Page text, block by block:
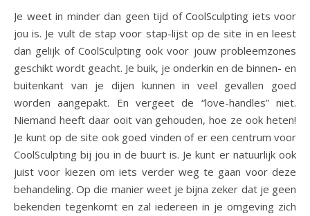
Je weet in minder dan geen tijd of CoolSculpting iets voor
jou is. Je vult de stap voor stap-lijst op de site in en leest
dan gelijk of CoolSculpting ook voor jouw probleemzones
geschikt wordt geacht. Je buik, je onderkin en de binnen- en
buitenkant van je dijen kunnen in veel gevallen goed
worden aangepakt. En vergeet de “love-handles” niet.
Niemand heeft daar ooit van gehouden, hoe ze ook heten!
Je kunt op de site ook goed vinden of er een centrum voor
CoolSculpting bij jou in de buurt is. Je kunt er natuurlijk ook
juist voor kiezen om iets verder weg te gaan voor deze
behandeling. Op die manier weet je bijna zeker dat je geen
bekenden tegenkomt en zal iedereen in je omgeving zich